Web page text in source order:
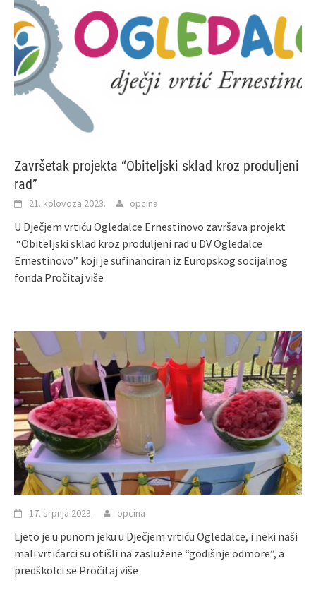
Završetak projekta “Obiteljski sklad kroz produljeni
rad”
21. kolovoza 2023. opcina
U Dječjem vrtiću Ogledalce Ernestinovo završava projekt
“Obiteljski sklad kroz produljeni rad u DV Ogledalce
Ernestinovo” koji je sufinanciran iz Europskog socijalnog
fonda Pročitaj više
17. srpnja 2023. opcina
Ljeto je u punom jeku u Dječjem vrtiću Ogledalce, i neki naši
mali vrtićarci su otišli na zaslužene “godišnje odmore”, a
predškolci se Pročitaj više